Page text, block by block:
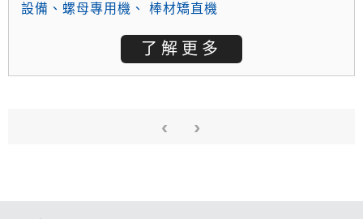
設備 、 螺母專用機 、 棒材矯直機
了解更多